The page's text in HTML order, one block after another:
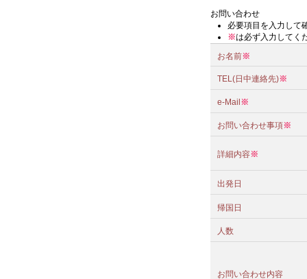
お問い合わせ
必要項目を入力して
※は必ず入力してく
お名前※
TEL(日中連絡先)※
e-Mail ※
お問い合わせ事項※
詳細内容※
出発日
帰国日
人数
お問い合わせ内容